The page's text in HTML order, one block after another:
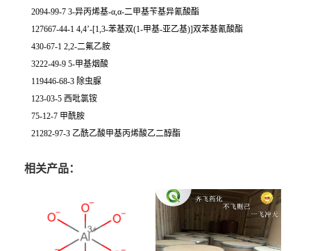
2094-99-7 3-异丙烯基-α,α-二甲基苄基异氰酸酯
127667-44-1 4,4’-[1,3-苯基双(1-甲基-亚乙基)]双苯基氰酸酯
430-67-1 2,2-二氟乙胺
3222-49-9 5-甲基烟酸
119446-68-3 除虫脲
123-03-5 西吡氯铵
75-12-7 甲酰胺
21282-97-3 乙酰乙酸甲基丙烯酸乙二醇酯
相关产品：